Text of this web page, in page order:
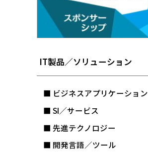
IT製品／ソリューション
■ ビジネスアプリケーション
■ SI／サービス
■ 先進テクノロジー
■ 開発言語／ツール